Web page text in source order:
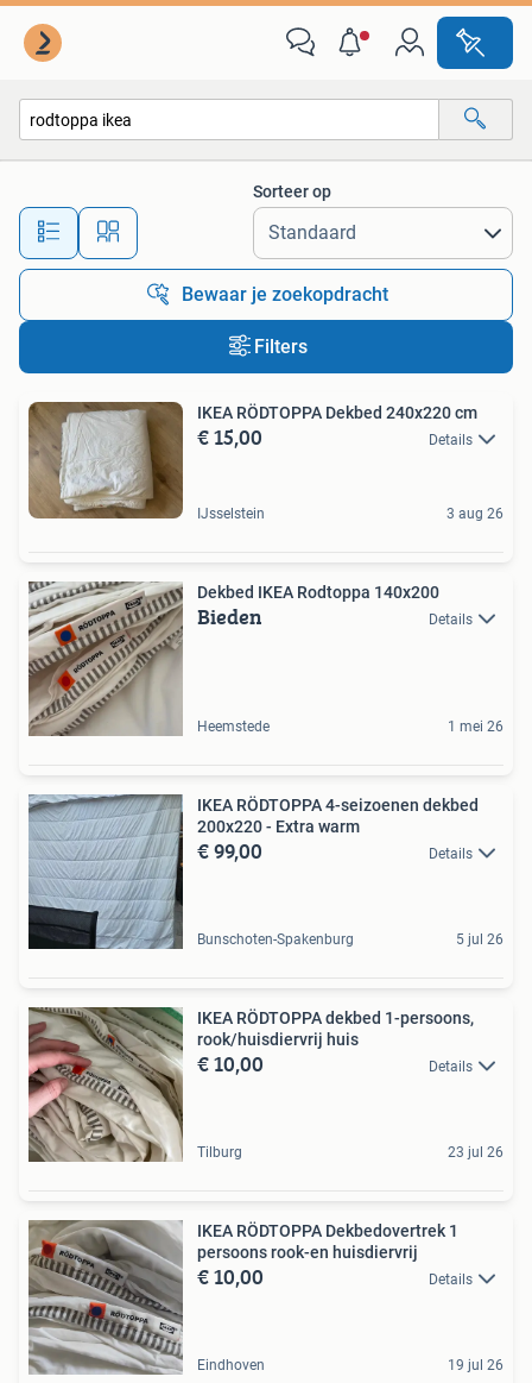
Alle afstanden…
Sorteer op
Bewaar je zoekopdracht
Filters
IKEA RÖDTOPPA Dekbed 240x220 cm
€ 15,00 Details
IJsselstein 3 aug 26
Dekbed IKEA Rodtoppa 140x200
Bieden Details
Heemstede 1 mei 26
IKEA RÖDTOPPA 4-seizoenen dekbed
200x220 - Extra warm
€ 99,00 Details
Bunschoten-Spakenburg 5 jul 26
IKEA RÖDTOPPA dekbed 1-persoons,
rook/huisdiervrij huis
€ 10,00 Details
Tilburg 23 jul 26
IKEA RÖDTOPPA Dekbedovertrek 1
persoons rook-en huisdiervrij
€ 10,00 Details
Eindhoven 19 jul 26